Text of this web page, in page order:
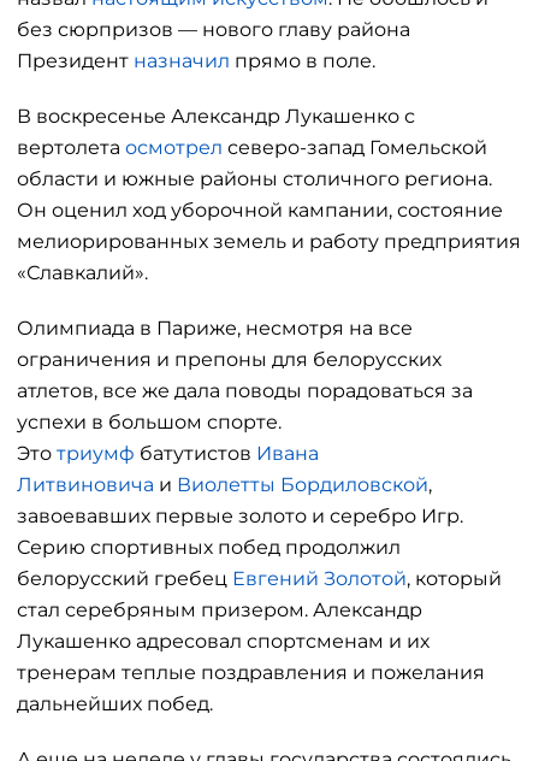
без сюрпризов — нового главу района
Президент назначил прямо в поле.
В воскресенье Александр Лукашенко с
вертолета осмотрел северо-запад Гомельской
области и южные районы столичного региона.
Он оценил ход уборочной кампании, состояние
мелиорированных земель и работу предприятия
«Славкалий».
Олимпиада в Париже, несмотря на все
ограничения и препоны для белорусских
атлетов, все же дала поводы порадоваться за
успехи в большом спорте.
Это триумф батутистов Ивана
Литвиновича и Виолетты Бордиловской,
завоевавших первые золото и серебро Игр.
Серию спортивных побед продолжил
белорусский гребец Евгений Золотой, который
стал серебряным призером. Александр
Лукашенко адресовал спортсменам и их
тренерам теплые поздравления и пожелания
дальнейших побед.